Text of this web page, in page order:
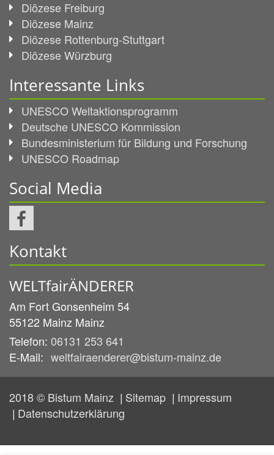
Diözese Freiburg
Diözese Mainz
Diözese Rottenburg-Stuttgart
Diözese Würzburg
Interessante Links
UNESCO Weltaktionsprogramm
Deutsche UNESCO Kommission
Bundesministerium für Bildung und Forschung
UNESCO Roadmap
Social Media
Kontakt
WELTfairÄNDERER
Am Fort Gonsenheim 54
55122 Mainz Mainz
Telefon: 06131 253 641
E-Mail: weltfairaenderer@bistum-mainz.de
2018 © Bistum Mainz Sitemap
Impressum
Datenschutzerklärung